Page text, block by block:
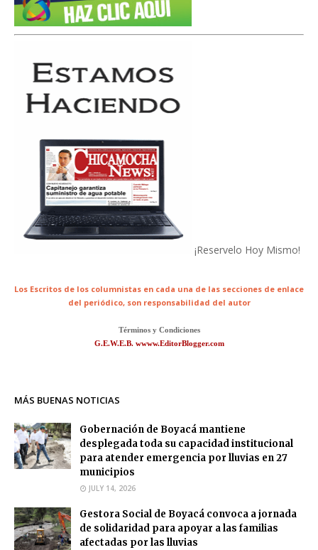
¡Reservelo Hoy Mismo!
Los Escritos de los columnistas en cada una de las secciones de enlace
del periódico, son responsabilidad del autor
Términos y Condiciones
G.E.W.E.B. wwww.EditorBlogger.com
MÁS BUENAS NOTICIAS
Gobernación de Boyacá mantiene
desplegada toda su capacidad institucional
para atender emergencia por lluvias en 27
municipios
JULY 14, 2026
Gestora Social de Boyacá convoca a jornada
de solidaridad para apoyar a las familias
afectadas por las lluvias